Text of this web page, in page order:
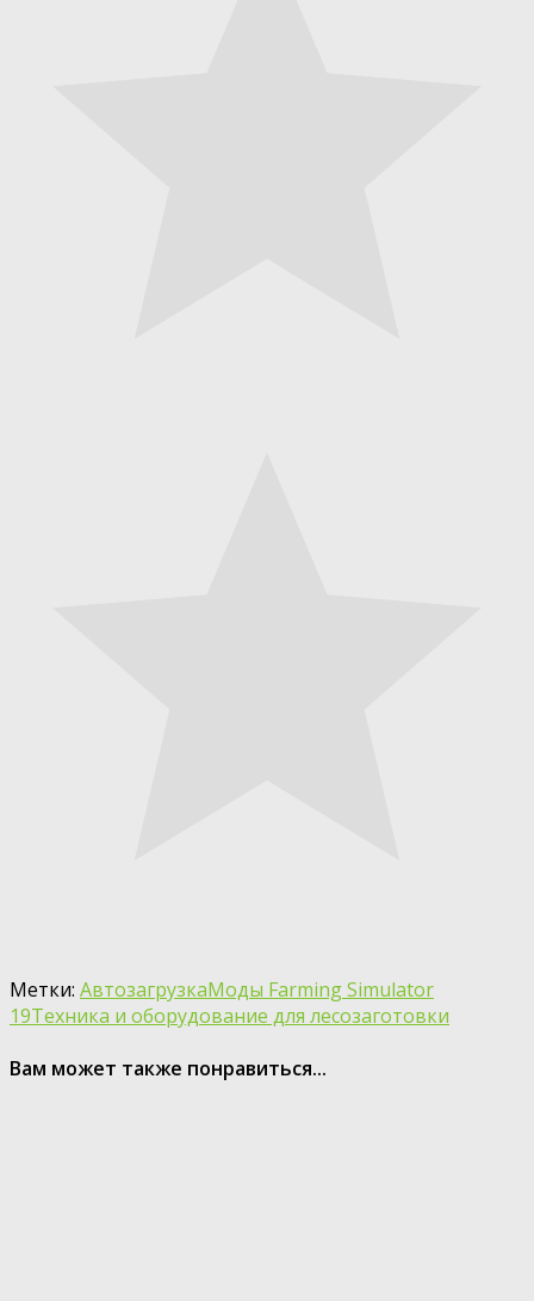
Метки: АвтозагрузкаМоды Farming Simulator
19Техника и оборудование для лесозаготовки
Вам может также понравиться...